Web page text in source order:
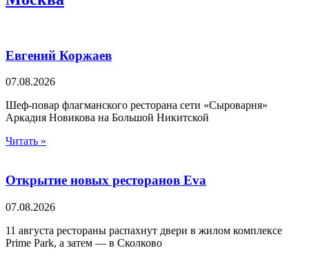
Евгений Коржаев
07.08.2026
Шеф-повар флагманского ресторана сети «Сыроварня»
Аркадия Новикова на Большой Никитской
Читать »
Открытие новых ресторанов Eva
07.08.2026
11 августа рестораны распахнут двери в жилом комплексе
Prime Park, а затем — в Сколково